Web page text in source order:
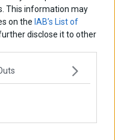
This information may
on the IAB’s List of
disclose it to other
με τζίρο €320